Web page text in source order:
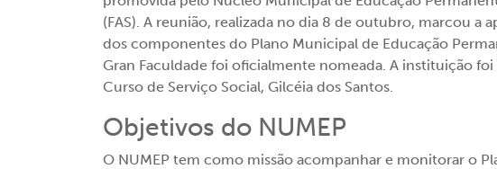
(FAS). A reunião, realizada no dia 8 de outubro, marcou a
dos componentes do Plano Municipal de Educação
Gran Faculdade foi oficialmente nomeada. A instituição
Curso de Serviço Social, Gilcéia dos Santos.
Objetivos do NUMEP
O NUMEP tem como missão acompanhar e monitorar o